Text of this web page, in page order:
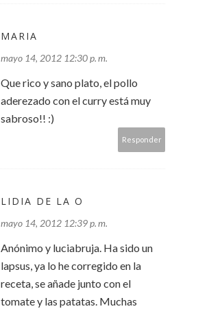
MARIA
mayo 14, 2012 12:30 p. m.
Que rico y sano plato, el pollo
aderezado con el curry está muy
sabroso!! :)
Responder
LIDIA DE LA O
mayo 14, 2012 12:39 p. m.
Anónimo y luciabruja. Ha sido un
lapsus, ya lo he corregido en la
receta, se añade junto con el
tomate y las patatas. Muchas